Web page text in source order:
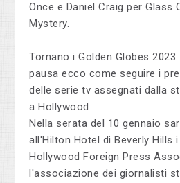
Once e Daniel Craig per Glass
Mystery.
Tornano i Golden Globes
pausa ecco come seguire i
delle serie tv assegnati dalla
a Hollywood
Nella serata del 10 gennaio
all'Hilton Hotel di Beverly Hills
Hollywood Foreign Press
l'associazione dei giornalisti